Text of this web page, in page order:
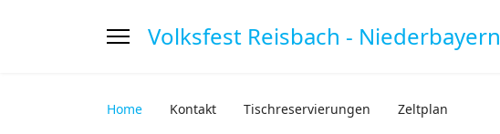
Volksfest Reisbach - Niederbayern
Home Kontakt Tischreservierungen Zeltplan